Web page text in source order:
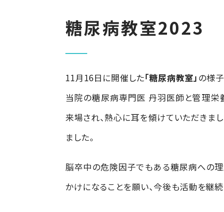
糖尿病教室2023
11月16日に開催した「糖尿病教室」 の様
当院の糖尿病専門医 丹羽医師と管理栄
来場され、熱心に耳を傾けていただきま
ました。
脳卒中の危険因子でもある糖尿病への理
かけになることを願い、今後も活動を継続